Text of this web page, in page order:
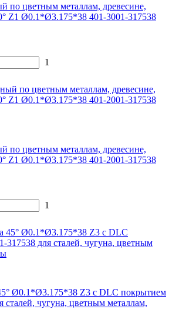
по цветным металлам, древесине,
Z1 Ø0.1*Ø3.175*38 401-3001-317538
1
по цветным металлам, древесине,
Z1 Ø0.1*Ø3.175*38 401-2001-317538
1
Ø0.1*Ø3.175*38 Z3 с DLC покрытием
сталей, чугуна, цветным металлам,